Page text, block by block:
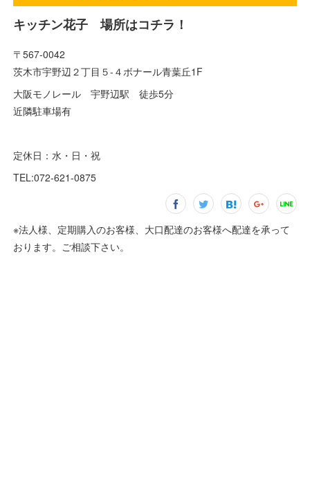
キッチン花子 場所はコチラ！
〒567-0042
茨木市宇野辺２丁目５-４ボナール青葉丘1F
大阪モノレール 宇野辺駅 徒歩5分
近隣駐車場有
定休日：水・日・祝
TEL:072-621-0875
※法人様、定期購入のお客様、大口配達のお客様へ配達を承って
おります。ご相談下さい。